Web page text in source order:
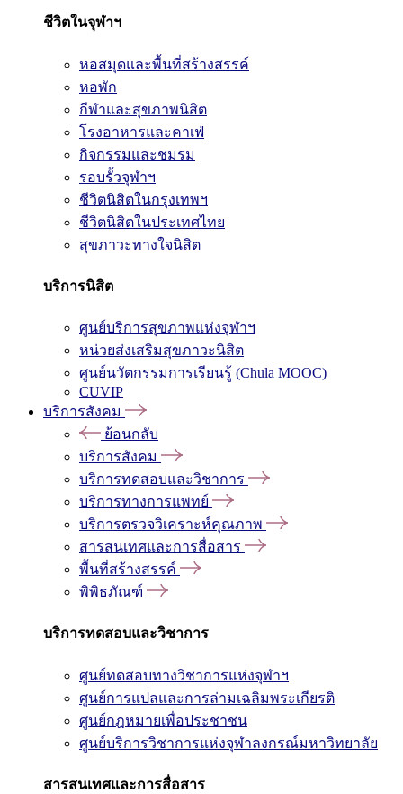
ชีวิตในจุฬาฯ
หอสมุดและพื้นที่สร้างสรรค์
หอพัก
กีฬาและสุขภาพนิสิต
โรงอาหารและคาเฟ่
กิจกรรมและชมรม
รอบรั้วจุฬาฯ
ชีวิตนิสิตในกรุงเทพฯ
ชีวิตนิสิตในประเทศไทย
สุขภาวะทางใจนิสิต
บริการนิสิต
ศูนย์บริการสุขภาพแห่งจุฬาฯ
หน่วยส่งเสริมสุขภาวะนิสิต
ศูนย์นวัตกรรมการเรียนรู้ (Chula MOOC)
CUVIP
บริการสังคม
ย้อนกลับ
บริการสังคม
บริการทดสอบและวิชาการ
บริการทางการแพทย์
บริการตรวจวิเคราะห์คุณภาพ
สารสนเทศและการสื่อสาร
พื้นที่สร้างสรรค์
พิพิธภัณฑ์
บริการทดสอบและวิชาการ
ศูนย์ทดสอบทางวิชาการแห่งจุฬาฯ
ศูนย์การแปลและการล่ามเฉลิมพระเกียรติ
ศูนย์กฎหมายเพื่อประชาชน
ศูนย์บริการวิชาการแห่งจุฬาลงกรณ์มหาวิทยาลัย
สารสนเทศและการสื่อสาร